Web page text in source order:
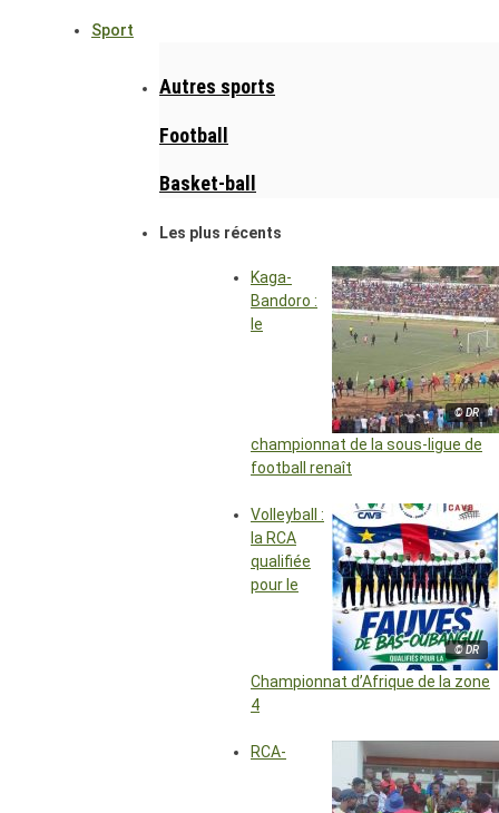
Sport
Autres sports
Football
Basket-ball
Les plus récents
© DR
Kaga-
Bandoro :
le
championnat de la sous-ligue de
football renaît
© DR
Volleyball :
la RCA
qualifiée
pour le
Championnat d’Afrique de la zone
4
RCA-